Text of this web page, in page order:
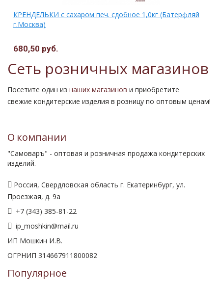
КРЕНДЕЛЬКИ с сахаром печ. сдобное 1,0кг (Батерфляй
г.Москва)
680,50 руб.
Сеть розничных магазинов
Посетите один из наших магазинов и приобретите
свежие кондитерские изделия в розницу по оптовым ценам!
О компании
"Самоваръ" - оптовая и розничная продажа кондитерских
изделий.
Россия, Свердловская область г. Екатеринбург, ул.
Проезжая, д. 9а
+7 (343) 385-81-22
ip_moshkin@mail.ru
ИП Мошкин И.В.
ОГРНИП 314667911800082
Популярное